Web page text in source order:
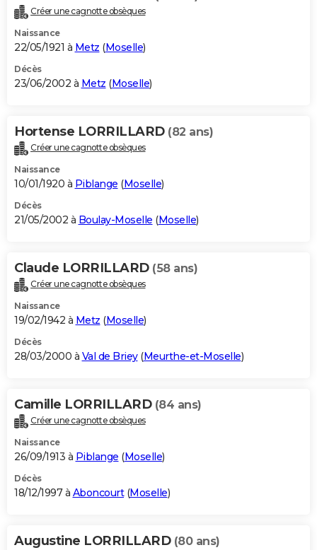
Créer une cagnotte obsèques
Naissance
22/05/1921 à Metz (Moselle)
Décès
23/06/2002 à Metz (Moselle)
Hortense LORRILLARD (82 ans)
Créer une cagnotte obsèques
Naissance
10/01/1920 à Piblange (Moselle)
Décès
21/05/2002 à Boulay-Moselle (Moselle)
Claude LORRILLARD (58 ans)
Créer une cagnotte obsèques
Naissance
19/02/1942 à Metz (Moselle)
Décès
28/03/2000 à Val de Briey(Meurthe-et-Moselle)
Camille LORRILLARD (84 ans)
Créer une cagnotte obsèques
Naissance
26/09/1913 à Piblange (Moselle)
Décès
18/12/1997 à Aboncourt(Moselle)
Augustine LORRILLARD (80 ans)